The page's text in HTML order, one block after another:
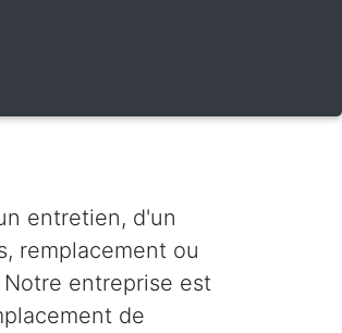
entretien, d'un
remplacement ou
entreprise est
de